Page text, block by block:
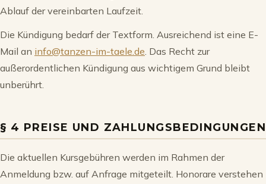
Ablauf der vereinbarten Laufzeit.
Die Kündigung bedarf der Textform. Ausreichend ist eine E-
Mail an info@tanzen-im-taele.de. Das Recht zur
außerordentlichen Kündigung aus wichtigem Grund bleibt
unberührt.
§ 4 PREISE UND ZAHLUNGSBEDINGUNGEN
Die aktuellen Kursgebühren werden im Rahmen der
Anmeldung bzw. auf Anfrage mitgeteilt. Honorare verstehen